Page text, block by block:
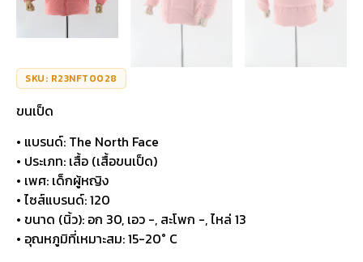
SKU: R23NFT0028
ขนเป็ด
• แบรนด์: The North Face
• ประเภท: เสื้อ (เสื้อขนเป็ด)
• เพศ: เด็กผู้หญิง
• ไซส์แบรนด์: 120
• ขนาด (นิ้ว): อก 30, เอว -, สะโพก -, ไหล่ 13
• อุณหภูมิที่เหมาะสม: 15-20° C